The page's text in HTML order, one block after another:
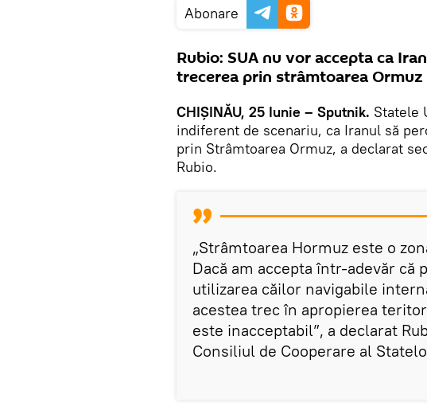
Abonare
Rubio: SUA nu vor accepta ca
trecerea prin strâmtoarea Ormuz
CHIȘINĂU, 25 Iunie – Sputnik. Statele
indiferent de scenariu, ca Iranul să
prin Strâmtoarea Ormuz, a declarat
Rubio.
„Strâmtoarea Hormuz este o
Dacă am accepta într-adevăr că
utilizarea căilor navigabile
acestea trec în apropierea
este inacceptabil”, a declarat
Consiliul de Cooperare al